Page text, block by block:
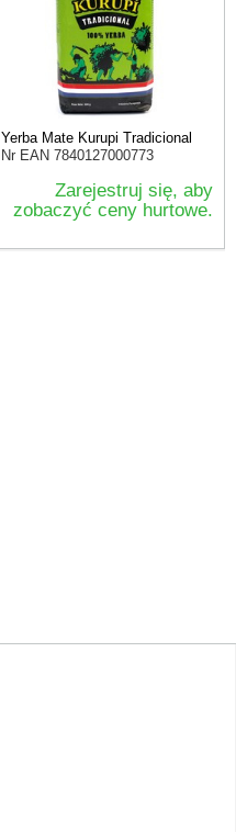
Yerba Mate Kurupi Tradicional
Nr EAN 7840127000773
Zarejestruj się, aby
zobaczyć ceny hurtowe.